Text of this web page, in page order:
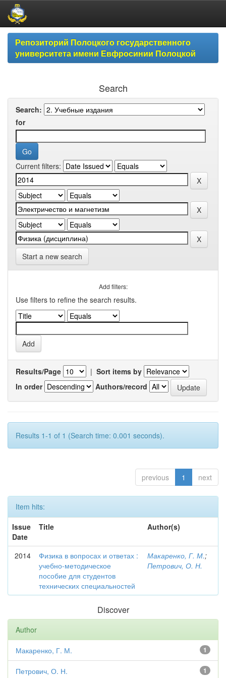
Skip
navigationРепозиторий Полоцкого государственного
университета имени Евфросинии Полоцкой
Search
Search:
for
Current filters:
Start a new search
Add filters:
Use filters to refine the search results.
Results/Page | Sort items by
In order
Authors/record
Results 1-1 of 1 (Search time: 0.001 seconds).
previous 1 next
Item hits:
Issue
Date
Title Author(s)
2014
Физика в вопросах и ответах :
учебно-методическое
пособие для студентов
технических специальностей
Макаренко, Г. М.;
Петрович, О. Н.
Discover
Author
1
Макаренко, Г. М.
1
Петрович, О. Н.